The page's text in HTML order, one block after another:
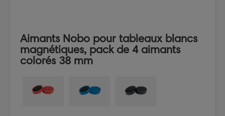
Aimants Nobo pour tableaux blancs
magnétiques, pack de 4 aimants
colorés 38 mm